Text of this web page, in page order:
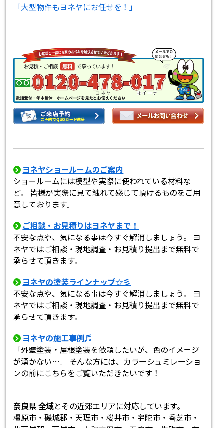
「大型物件もヨネヤにお任せを！」
ヨネヤショールームのご案内
ショールームには模型や実際に使われている材料な
ど。 皆様が実際に見て触れて感じて頂けるものをご用
意しております。
ご相談・お見積りはヨネヤまで！
不安な点や、気になる事は今すぐ解消しましょう。 ヨ
ネヤではご相談・現地調査・お見積り提出まで無料で
承らせて頂きます。
ヨネヤの塗装ラインナップ☆彡
不安な点や、気になる事は今すぐ解消しましょう。 ヨ
ネヤではご相談・現地調査・お見積り提出まで無料で
承らせて頂きます。
ヨネヤの施工事例♬
「外壁塗装・屋根塗装を依頼したいが、色のイメージ
が湧かない…」 そんな方には、カラーシュミレーショ
ンの前にこちらをご覧いただきたいです！
奈良県 全域とその近郊エリアに対応しています。
橿原市・磯城郡・天理市・桜井市・宇陀市・香芝市・